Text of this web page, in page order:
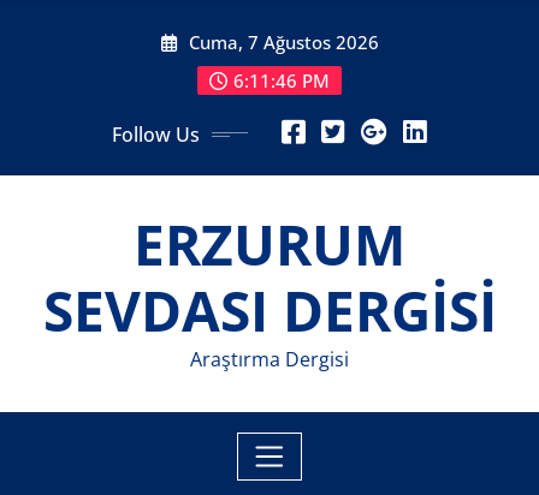
Cuma, 7 Ağustos 2026
6:11:47 PM
Follow Us
ERZURUM
SEVDASI DERGİSİ
Araştırma Dergisi